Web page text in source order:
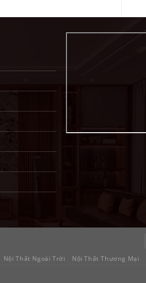
Nội Thất Ngoài Trời Nội Thất Thương Mại